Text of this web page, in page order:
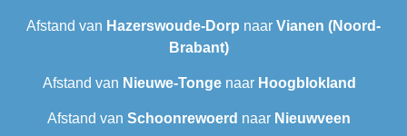
Afstand van Hazerswoude-Dorp naar Vianen (Noord-
Brabant)
Afstand van Nieuwe-Tongenaar Hoogblokland
Afstand van Schoonrewoerd naar Nieuwveen